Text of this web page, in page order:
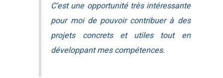
C’est une opportunité très intéressante
pour moi de pouvoir contribuer à des
projets concrets et utiles tout en
développant mes compétences.